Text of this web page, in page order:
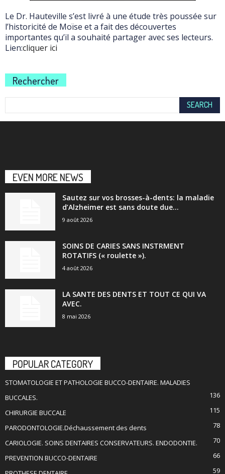
Le Dr. Hauteville s’est livré à une étude très poussée sur
l’historicité de Moïse et a fait des découvertes
importantes qu’il a souhaité partager avec ses lecteurs.
Lien:cliquer ici
Rechercher
EVEN MORE NEWS
Sautez sur vos brosses-à-dents: la maladie
d’Alzheimer est sans doute due...
9 août 2026
SOINS DE CARIES SANS INSTRMENT
ROTATIFS (« roulette »).
4 août 2026
LA SANTE DES DENTS ET TOUT CE QUI VA
AVEC.
8 mai 2026
POPULAR CATEGORY
STOMATOLOGIE ET PATHOLOGIE BUCCO-DENTAIRE. MALADIES
BUCCALES.
136
CHIRURGIE BUCCALE
115
PARODONTOLOGIE.Déchaussement des dents
78
CARIOLOGIE. SOINS DENTAIRES CONSERVATEURS. ENDODONTIE.
70
PREVENTION BUCCO-DENTAIRE
66
59